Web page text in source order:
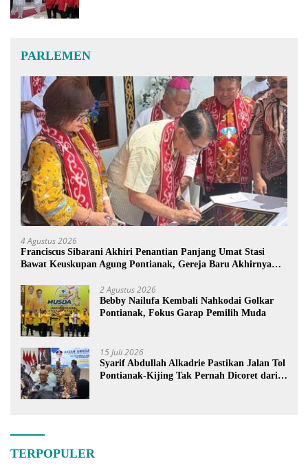
PARLEMEN
4 Agustus 2026
Franciscus Sibarani Akhiri Penantian Panjang Umat Stasi
Bawat Keuskupan Agung Pontianak, Gereja Baru Akhirnya
2 Agustus 2026
Bebby Nailufa Kembali Nahkodai Golkar
Pontianak, Fokus Garap Pemilih Muda
15 Juli 2026
Syarif Abdullah Alkadrie Pastikan Jalan Tol
Pontianak-Kijing Tak Pernah Dicoret dari
TERPOPULER